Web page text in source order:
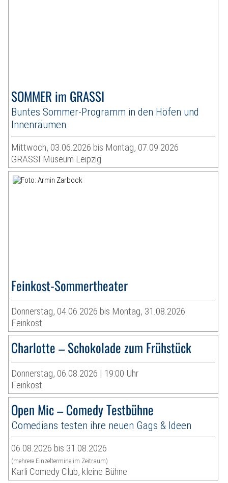
SOMMER im GRASSI
Buntes Sommer-Programm in den Höfen und
Innenräumen
Mittwoch, 03.06.2026 bis Montag, 07.09.2026
GRASSI Museum Leipzig
Feinkost-Sommertheater
Donnerstag, 04.06.2026 bis Montag, 31.08.2026
Feinkost
Charlotte – Schokolade zum Frühstück
Donnerstag, 06.08.2026 | 19:00 Uhr
Feinkost
Open Mic – Comedy Testbühne
Comedians testen ihre neuen Gags & Ideen
06.08.2026 bis 31.08.2026
(mehrere Einzeltermine im Zeitraum)
Karli Comedy Club, kleine Bühne